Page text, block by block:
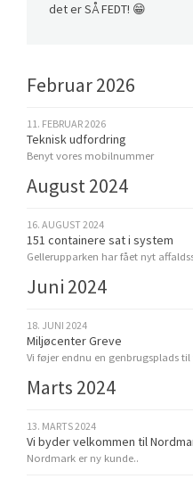
det er SÅ FEDT! 😁
Februar 2026
11. FEBRUAR 2026
Teknisk udfordring
Benyt vores mobilnummer
August 2024
16. AUGUST 2024
151 containere sat i system
Gellerupparken har fået nyt
Juni 2024
18. JUNI 2024
Miljøcenter Greve
Vi føjer endnu en genbrugsplads
Marts 2024
13. MARTS 2024
Vi byder velkommen til
Nordmark er ny kunde..